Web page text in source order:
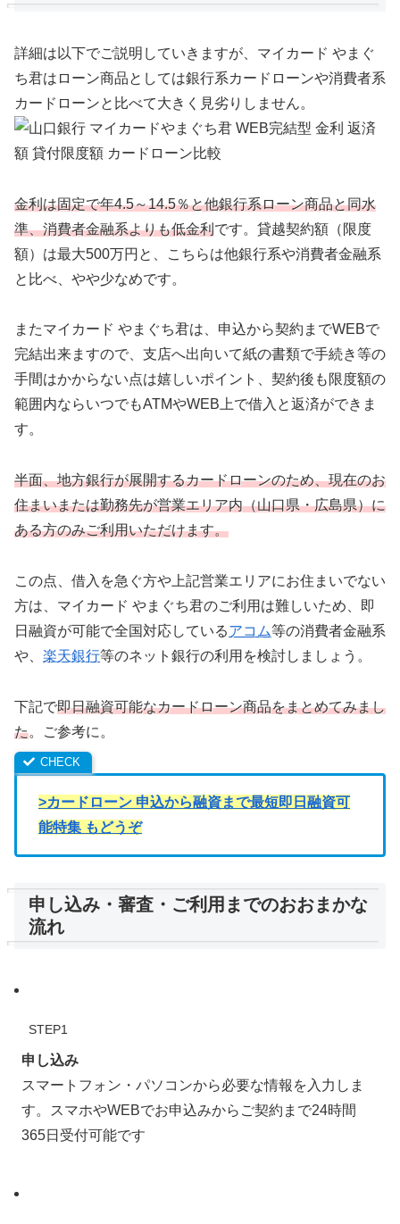
詳細は以下でご説明していきますが、マイカード やまぐ
ち君はローン商品としては銀行系カードローンや消費者系
カードローンと比べて大きく見劣りしません。
金利は固定で年4.5～14.5％と他銀行系ローン商品と同水
準、消費者金融系よりも低金利です。貸越契約額（限度
額）は最大500万円と、こちらは他銀行系や消費者金融系
と比べ、やや少なめです。
またマイカード やまぐち君は、申込から契約までWEBで
完結出来ますので、支店へ出向いて紙の書類で手続き等の
手間はかからない点は嬉しいポイント、契約後も限度額の
範囲内ならいつでもATMやWEB上で借入と返済ができま
す。
半面、地方銀行が展開するカードローンのため、現在のお
住まいまたは勤務先が営業エリア内（山口県・広島県）に
ある方のみご利用いただけます。
この点、借入を急ぐ方や上記営業エリアにお住まいでない
方は、マイカード やまぐち君のご利用は難しいため、即
日融資が可能で全国対応しているアコム等の消費者金融系
や、 楽天銀行等のネット銀行の利用を検討しましょう。
下記で即日融資可能なカードローン商品をまとめてみまし
た。ご参考に。
>カードローン 申込から融資まで最短即日融資可
能特集 もどうぞ
申し込み・審査・ご利用までのおおまかな
流れ
STEP1
申し込み
スマートフォン・パソコンから必要な情報を入力しま
す。スマホやWEBでお申込みからご契約まで24時間
365日受付可能です